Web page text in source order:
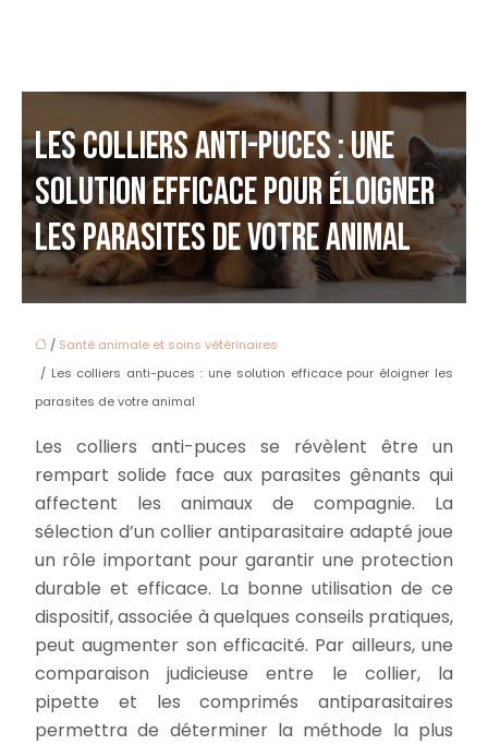
LES COLLIERS ANTI-PUCES : UNE
SOLUTION EFFICACE POUR ÉLOIGNER
LES PARASITES DE VOTRE ANIMAL
/ Santé animale et soins vétérinaires
/ Les colliers anti-puces : une solution efficace pour éloigner les
parasites de votre animal
Les colliers anti-puces se révèlent être un
rempart solide face aux parasites gênants qui
affectent les animaux de compagnie. La
sélection d’un collier antiparasitaire adapté joue
un rôle important pour garantir une protection
durable et efficace. La bonne utilisation de ce
dispositif, associée à quelques conseils pratiques,
peut augmenter son efficacité. Par ailleurs, une
comparaison judicieuse entre le collier, la
pipette et les comprimés antiparasitaires
permettra de déterminer la méthode la plus